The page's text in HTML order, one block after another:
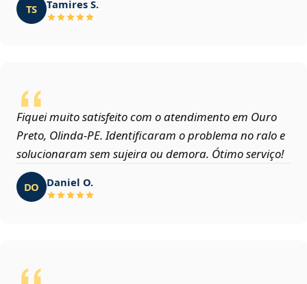
TS Tamires S.
Fiquei muito satisfeito com o atendimento em Ouro
Preto, Olinda‑PE. Identificaram o problema no ralo e
solucionaram sem sujeira ou demora. Ótimo serviço!
DO Daniel O.